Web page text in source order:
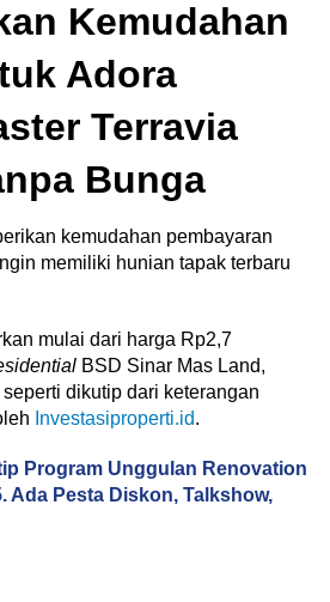
Kemudahan
Adora
Terravia
Bunga
kemudahan pembayaran
memiliki hunian tapak terbaru
mulai dari harga Rp2,7
BSD Sinar Mas Land,
dikutip dari keterangan
Investasiproperti.id.
Program Unggulan Renovation
Ada Pesta Diskon, Talkshow,